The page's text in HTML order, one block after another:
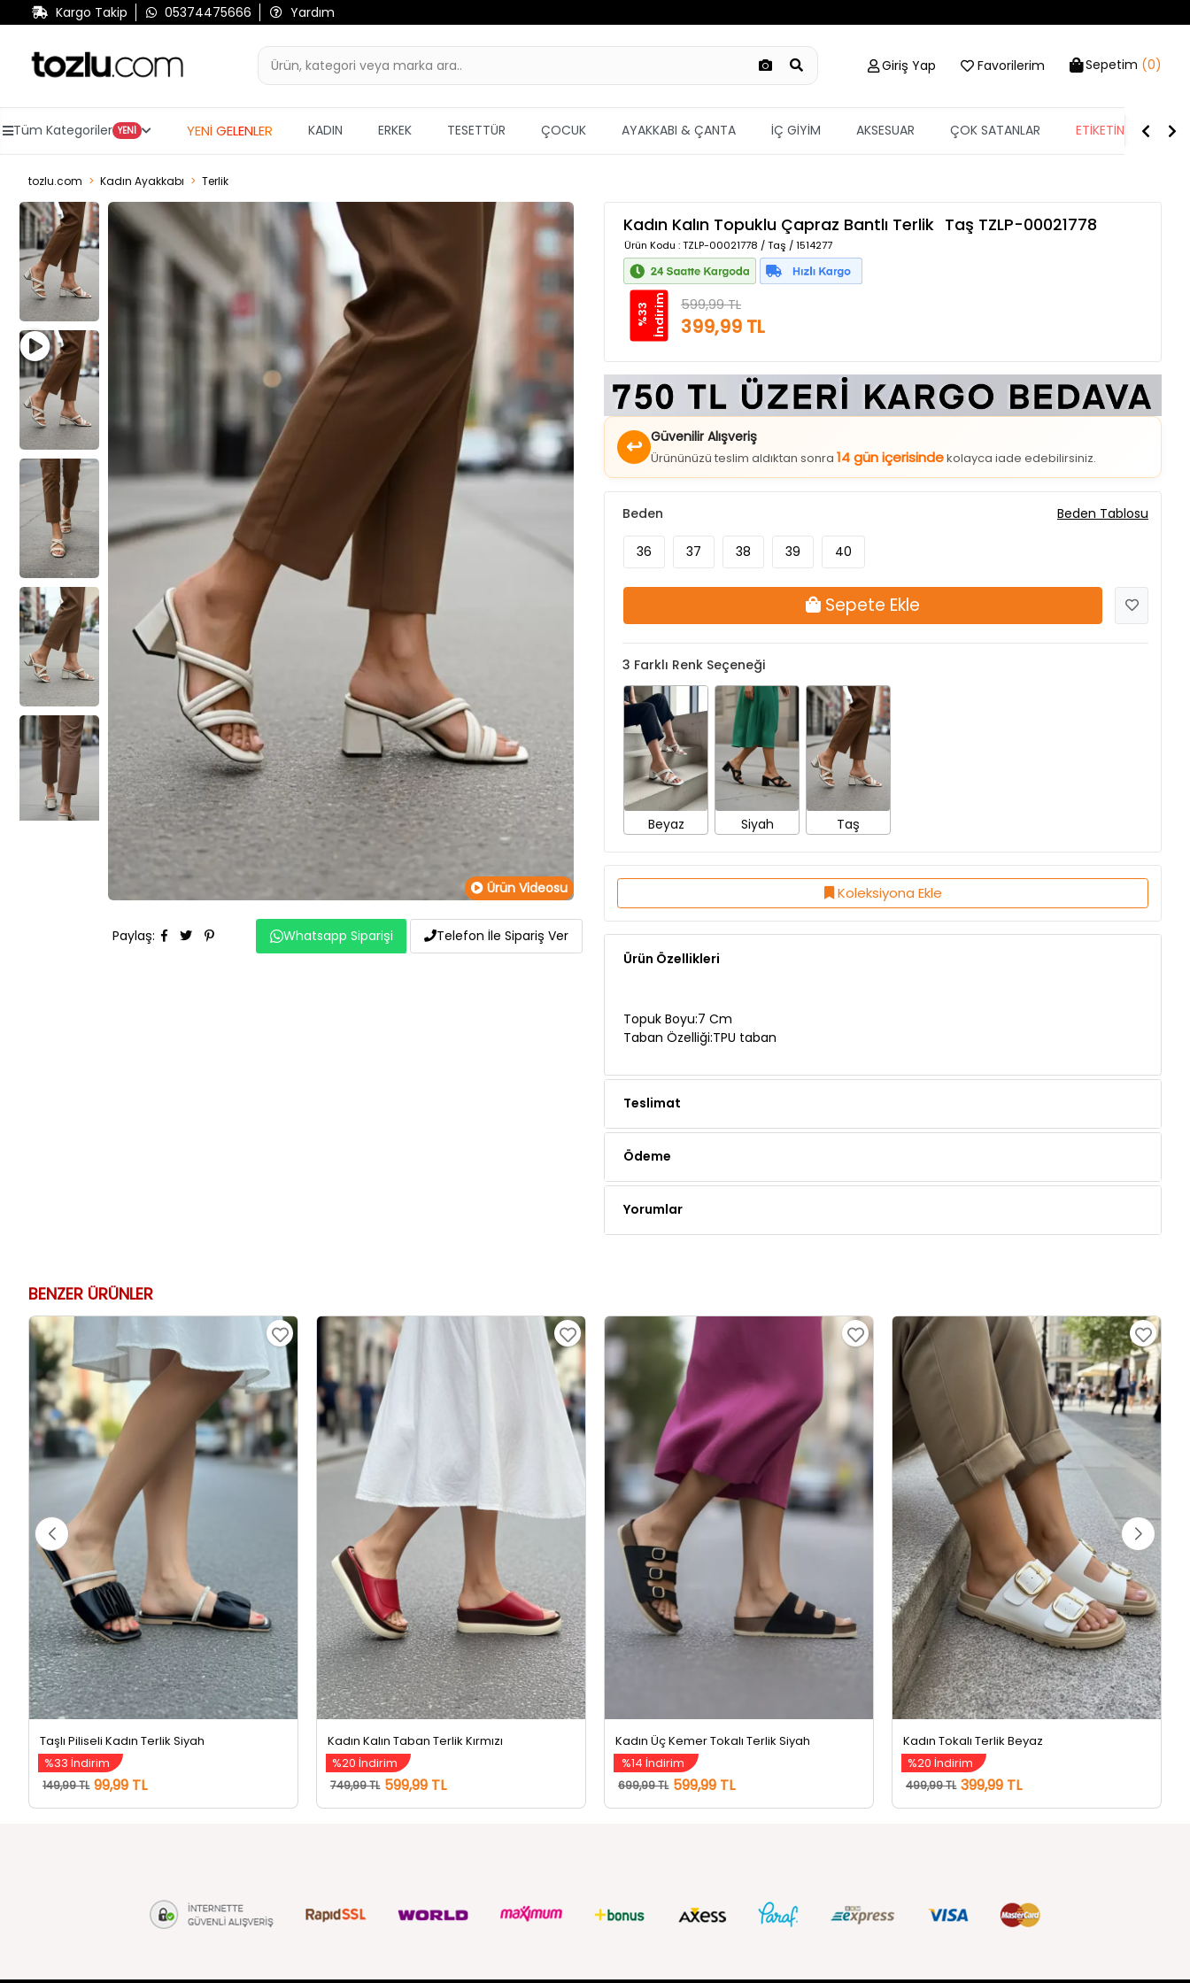
Kargo Takip 05374475666 Yardım
Giriş Yap Favorilerim Sepetim (0)
Tüm Kategoriler YENİ YENİ GELENLER KADIN ERKEK TESETTÜR ÇOCUK AYAKKABI & ÇANTA İÇ GİYİM AKSESUAR ÇOK SATANLAR ETİKETİN YARISI
tozlu.com Kadın Ayakkabı Terlik
Ürün Videosu
Paylaş: Whatsapp Siparişi Telefon İle Sipariş Ver
Kadın Kalın Topuklu Çapraz Bantlı Terlik Taş TZLP-00021778
Ürün Kodu : TZLP-00021778 / Taş / 1514277
%
3
3
İ
n
d
i
r
i m 599,99 TL
399,99 TL
↩ Güvenilir Alışveriş
Ürününüzü teslim aldıktan sonra 14 gün içerisindekolayca iade edebilirsiniz.
Beden
36 37 38 39 40
Beden Tablosu
Sepete Ekle
3 Farklı Renk Seçeneği
Beyaz Siyah Taş
Koleksiyona Ekle
Ürün Özellikleri
Topuk Boyu:7 Cm
Taban Özelliği:TPU taban
Teslimat
Ödeme
Yorumlar
BENZER ÜRÜNLER
Taşlı Piliseli Kadın Terlik Siyah
%33 İndirim
149,99 TL 99,99 TL
Kadın Kalın Taban Terlik Kırmızı
%20 İndirim
749,99 TL 599,99 TL
Kadın Üç Kemer Tokalı Terlik Siyah
%14 İndirim
699,99 TL 599,99 TL
Kadın Tokalı Terlik Beyaz
%20 İndirim
499,99 TL 399,99 TL